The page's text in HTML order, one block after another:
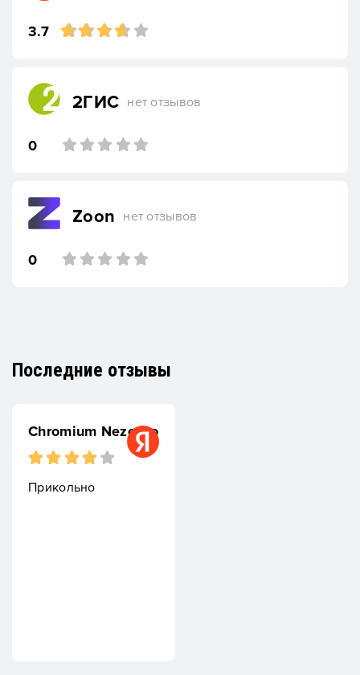
3.7
2ГИС нет отзывов
0
Zoon нет отзывов
0
Последние отзывы
Chromium Nezerito
Прикольно